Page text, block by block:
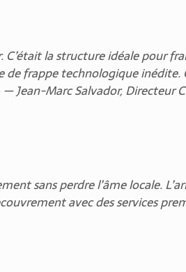
C’était la structure idéale pour
frappe technologique inédite.
Jean-Marc Salvador, Directeur
sans perdre l’âme locale.
avec des services